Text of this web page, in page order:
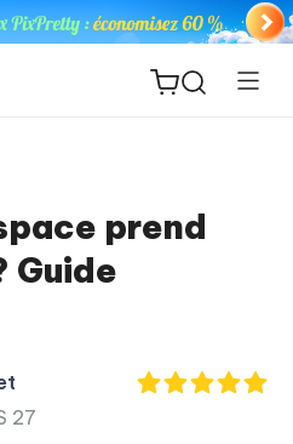
prend
Guide
27